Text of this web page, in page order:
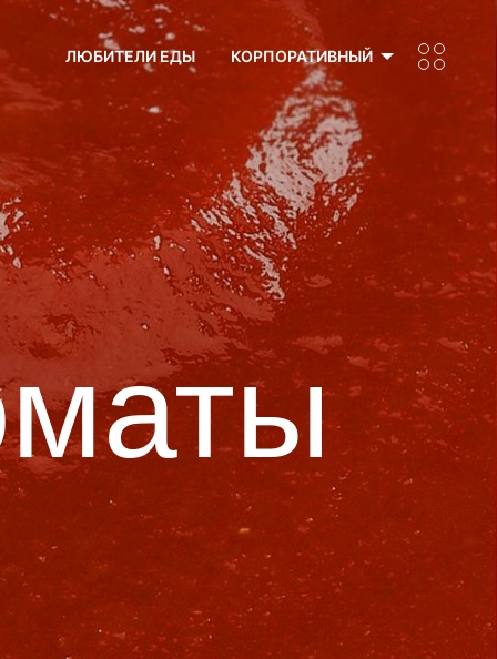
ЛЮБИТЕЛИ ЕДЫ КОРПОРАТИВНЫЙ